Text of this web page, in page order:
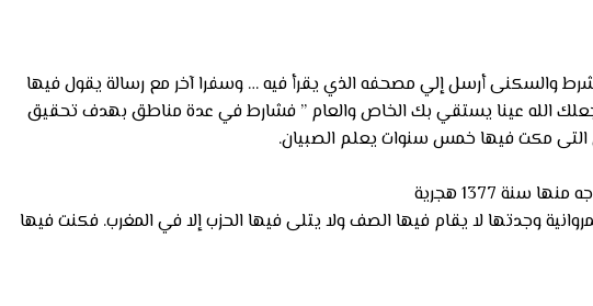
والسكنى أرسل إلي مصحفه الذي يقرأ فيه … وسفرا آخر مع رسالة يقول فيها
الله عينا يستقي بك الخاص والعام ” فشارط في عدة مناطق بهدف تحقيق
مكت فيها خمس سنوات يعلم الصبيان.
المدرسة المروانية وجدتها لا يقام فيها الصف ولا يتلى فيها الحزب إلا في المغرب. فكنت فيها